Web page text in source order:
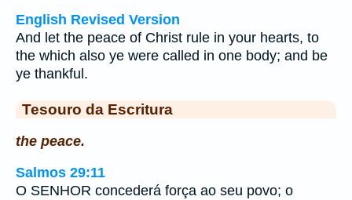
English Revised Version
And let the peace of Christ rule in your hearts, to
the which also ye were called in one body; and be
ye thankful.
Tesouro da Escritura
the peace.
Salmos 29:11
O SENHOR concederá força ao seu povo; o